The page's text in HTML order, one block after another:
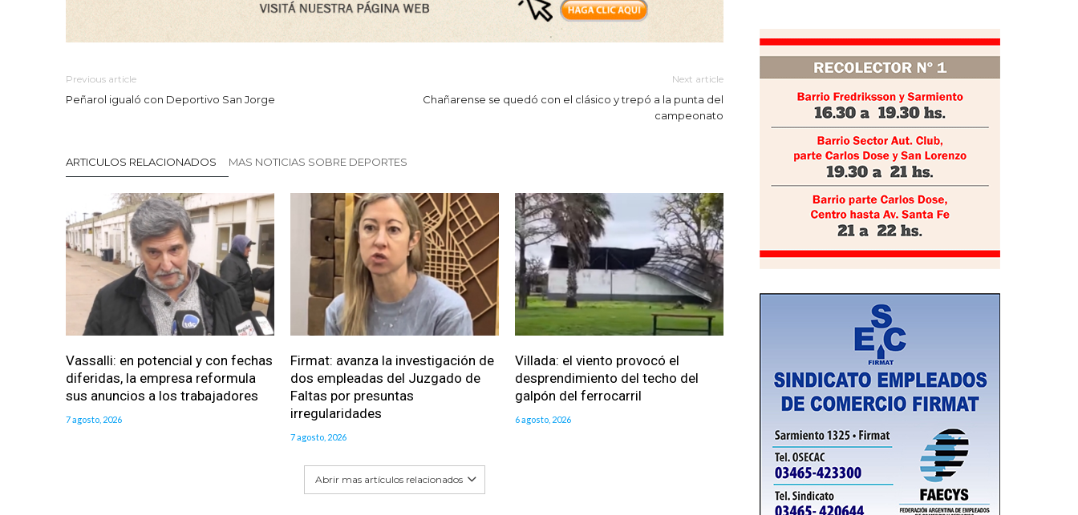
Previous article
Peñarol igualó con Deportivo San Jorge
Next article
Chañarense se quedó con el clásico y trepó a la punta del
campeonato
ARTICULOS RELACIONADOS MAS NOTICIAS SOBRE DEPORTES
Vassalli: en potencial y con fechas
diferidas, la empresa reformula
sus anuncios a los trabajadores
7 agosto, 2026
Firmat: avanza la investigación de
dos empleadas del Juzgado de
Faltas por presuntas
irregularidades
7 agosto, 2026
Villada: el viento provocó el
desprendimiento del techo del
galpón del ferrocarril
6 agosto, 2026
Abrir mas artículos relacionados